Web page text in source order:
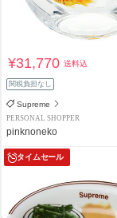
¥31,770送料込
関税負担なし
Supreme
PERSONAL SHOPPER
pinknoneko
タイムセール